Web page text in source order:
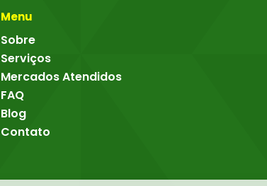
Menu
Sobre
Serviços
Mercados Atendidos
FAQ
Blog
Contato